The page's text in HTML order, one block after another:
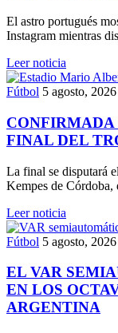
El astro portugués
Instagram mientras
Leer noticia
Fútbol 5 agosto, 2026
CONFIRMADA
FINAL DEL
La final se disputará
Kempes de
Leer noticia
Fútbol 5 agosto, 2026
EL VAR
EN LOS
ARGENTINA